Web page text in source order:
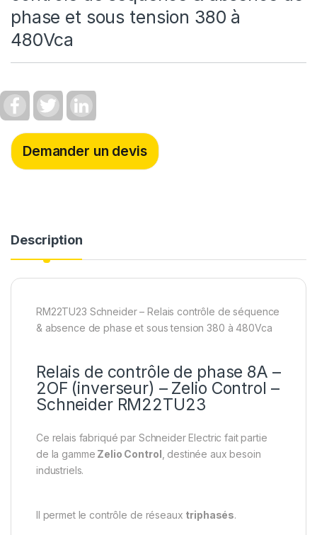
phase et sous tension 380 à
480Vca
c
e
b
o
o
i
t
t
e
r
n
k
e
d
I
Demander un devis
Description
RM22TU23 Schneider – Relais contrôle de séquence
& absence de phase et sous tension 380 à 480Vca
Relais de contrôle de phase 8A –
2OF (inverseur) – Zelio Control –
Schneider RM22TU23
Ce relais fabriqué par Schneider Electric fait partie
de la gamme Zelio Control , destinée aux besoin
industriels.
Il permet le contrôle de réseaux triphasés.